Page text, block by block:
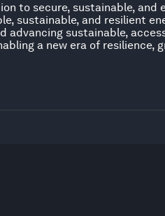
to secure, sustainable,
sustainable, and resilient
advancing sustainable,
a new era of